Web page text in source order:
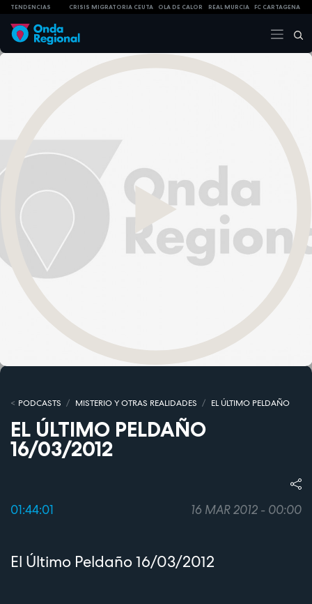
TENDENCIAS CRISIS MIGRATORIA CEUTA OLA DE CALOR REAL MURCIA FC CARTAGENA
PODCASTS MISTERIO Y OTRAS REALIDADES EL ÚLTIMO PELDAÑO
EL ÚLTIMO PELDAÑO
16/03/2012
01:44:01 16 MAR 2012 - 00:00
El Último Peldaño 16/03/2012